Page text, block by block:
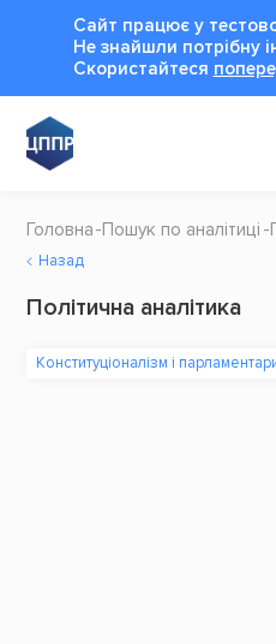
Сайт працює у
Не знайшли потрібну
Cкористайтеся
Головна Пошук по аналітиці
Назад
Політична аналітика
Конституціоналізм і